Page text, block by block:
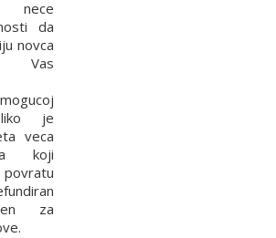
nece
da
novca
Vas
je
veca
koji
za